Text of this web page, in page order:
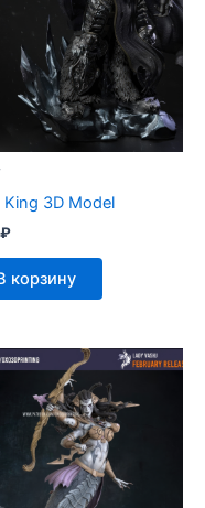
King 3D Model
₽
корзину